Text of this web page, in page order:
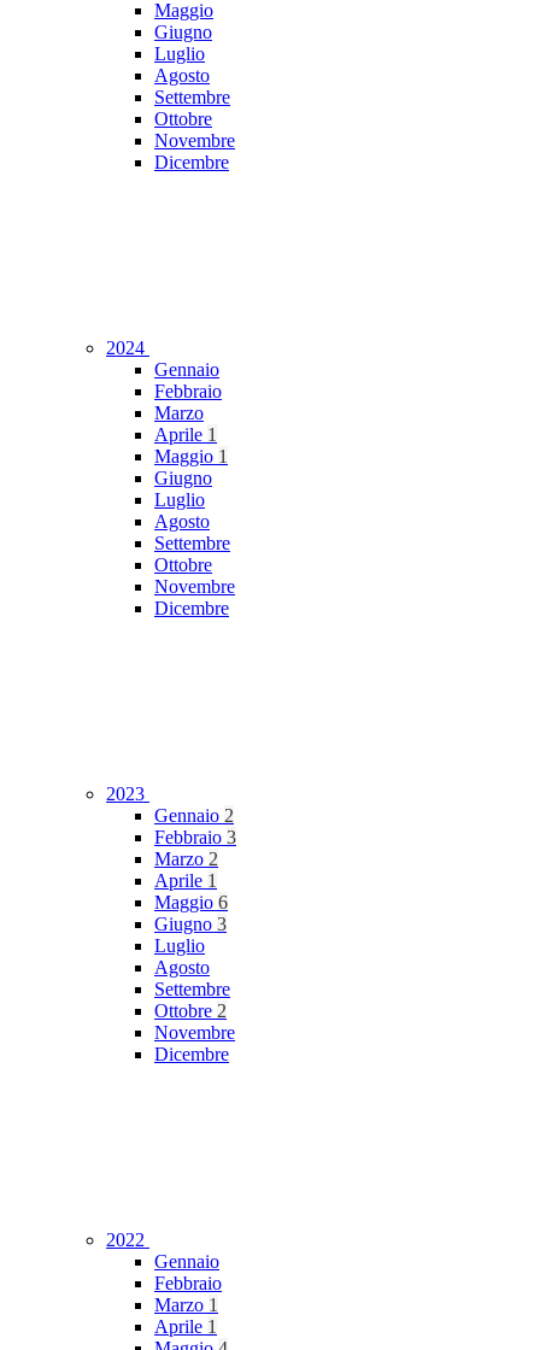
Maggio
Giugno
Luglio
Agosto
Settembre
Ottobre
Novembre
Dicembre
2024
Gennaio
Febbraio
Marzo
Aprile 1
Maggio 1
Giugno
Luglio
Agosto
Settembre
Ottobre
Novembre
Dicembre
2023
Gennaio 2
Febbraio 3
Marzo 2
Aprile 1
Maggio 6
Giugno 3
Luglio
Agosto
Settembre
Ottobre 2
Novembre
Dicembre
2022
Gennaio
Febbraio
Marzo 1
Aprile 1